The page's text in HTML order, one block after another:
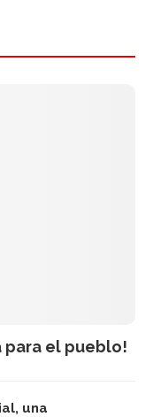
para el pueblo!
una